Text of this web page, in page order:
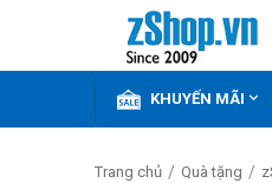
KHUYẾN MÃI 
Trang chủ / Quà tặng /